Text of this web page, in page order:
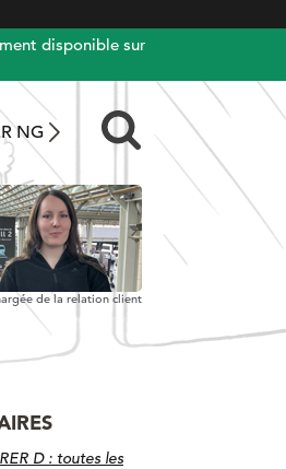
disponible sur
NG
de la relation client
D : toutes les